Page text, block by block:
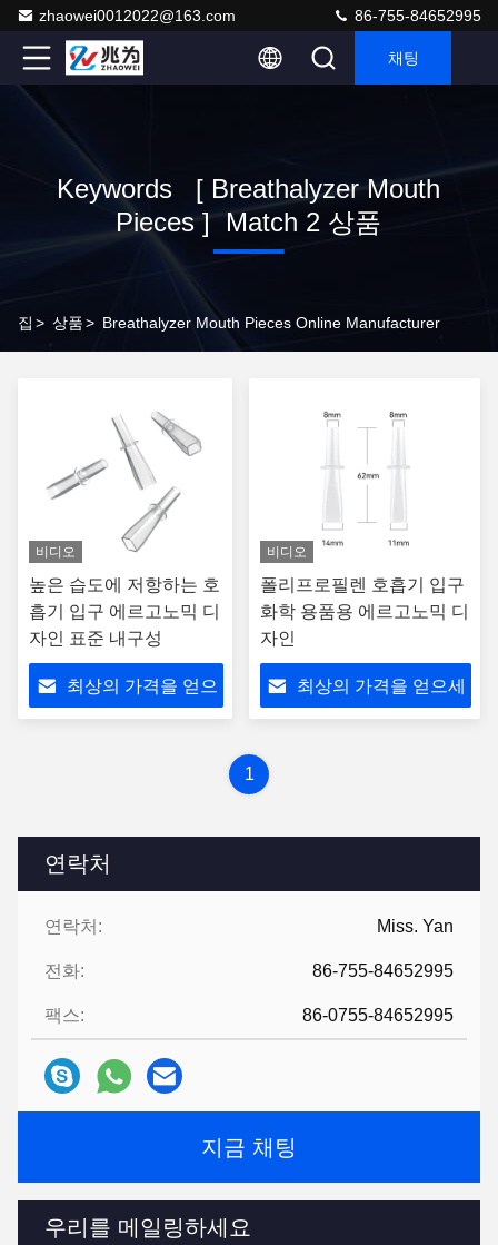
zhaowei0012022@163.com 86-755-84652995
채팅
Keywords [ Breathalyzer Mouth
Pieces ] Match 2 상품
집 > 상품> Breathalyzer Mouth Pieces Online Manufacturer
연락처
연락처: Miss. Yan
전화: 86-755-84652995
팩스: 86-0755-84652995
지금 채팅
우리를 메일링하세요
비디오
높은 습도에 저항하는 호
흡기 입구 에르고노믹 디
자인 표준 내구성
최상의 가격을 얻으
비디오
폴리프로필렌 호흡기 입구
화학 용품용 에르고노믹 디
자인
최상의 가격을 얻으세
1